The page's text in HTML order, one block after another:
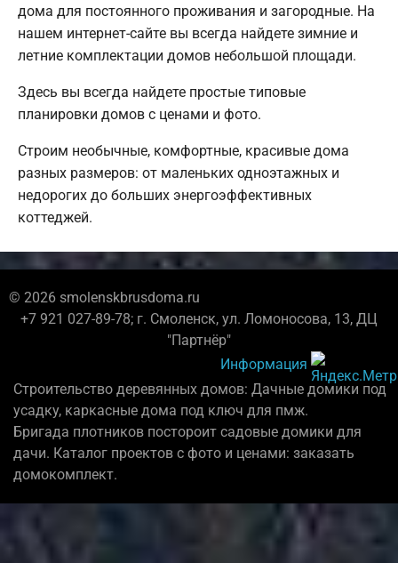
дома для постоянного проживания и загородные. На
нашем интернет-сайте вы всегда найдете зимние и
летние комплектации домов небольшой площади.
Здесь вы всегда найдете простые типовые
планировки домов с ценами и фото.
Строим необычные, комфортные, красивые дома
разных размеров: от маленьких одноэтажных и
недорогих до больших энергоэффективных
коттеджей.
© 2026 smolenskbrusdoma.ru
+7 921 027-89-78; г. Смоленск, ул. Ломоносова, 13, ДЦ
"Партнёр"
Информация
Строительство деревянных домов: Дачные домики под
усадку, каркасные дома под ключ для пмж.
Бригада плотников постороит садовые домики для
дачи. Каталог проектов с фото и ценами: заказать
домокомплект.